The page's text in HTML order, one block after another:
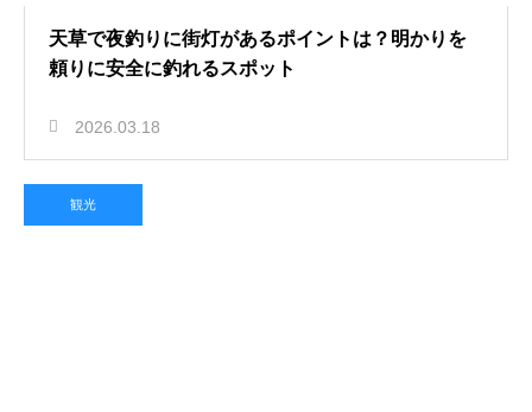
天草で夜釣りに街灯があるポイントは？明かりを
頼りに安全に釣れるスポット
2026.03.18
観光